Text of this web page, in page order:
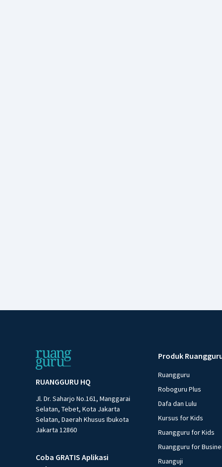
RUANGGURU HQ
Jl. Dr. Saharjo No.161, Manggarai
Selatan, Tebet, Kota Jakarta
Selatan, Daerah Khusus Ibukota
Jakarta 12860
Coba GRATIS Aplikasi
Produk
Ruangguru
Roboguru Plus
Dafa dan Lulu
Kursus for Kids
Ruangguru for Kids
Ruangguru for
Ruanguji